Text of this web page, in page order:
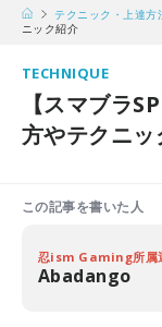
テクニック・上達方
ニック紹介
TECHNIQUE
【スマブラ
方やテクニッ
この記事を書いた人
忍ism Gaming所属
Abadango